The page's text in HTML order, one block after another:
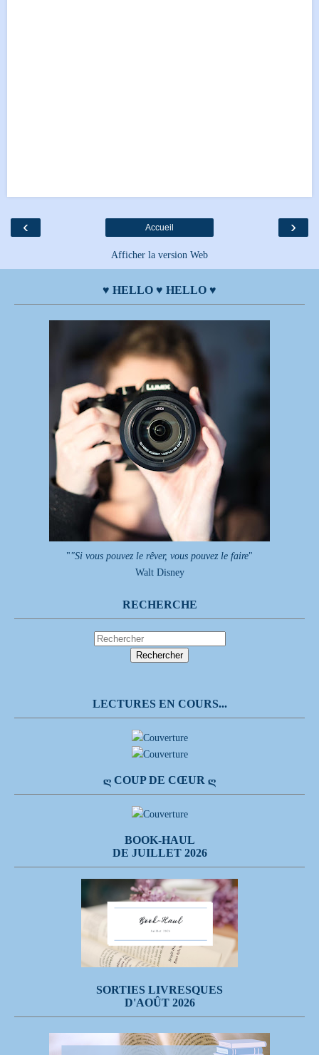
‹ ›
Accueil
Afficher la version Web
♥ HELLO ♥ HELLO ♥
""Si vous pouvez le rêver, vous pouvez le faire"
Walt Disney
RECHERCHE
LECTURES EN COURS...
Ღ COUP DE CŒUR Ღ
BOOK-HAUL
DE JUILLET 2026
SORTIES LIVRESQUES
D'AOÛT 2026